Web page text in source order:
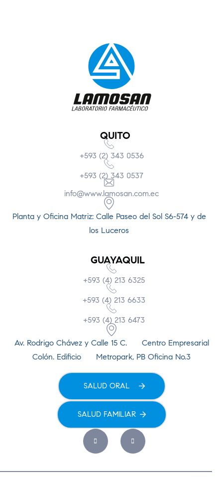
QUITO
+593 (2) 343 0536
+593 (2) 343 0537
info@www.lamosan.com.ec
Planta y Oficina Matriz: Calle Paseo del Sol S6-574 y de
los Luceros
GUAYAQUIL
+593 (4) 213 6325
+593 (4) 213 6633
+593 (4) 213 6473
Av. Rodrigo Chávez y Calle 15 C. Centro Empresarial
Colón. Edificio Metropark, PB Oficina No.3
SALUD ORAL
SALUD FAMILIAR